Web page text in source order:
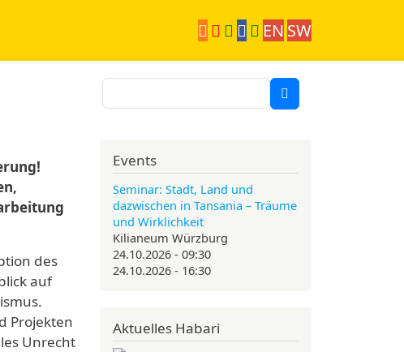
EN SW
des
auf
Projekten
Unrecht
Events
Seminar: Stadt, Land und
dazwischen in Tansania – Träume
und Wirklichkeit
Kilianeum Würzburg
24.10.2026 - 09:30
24.10.2026 - 16:30
Aktuelles Habari